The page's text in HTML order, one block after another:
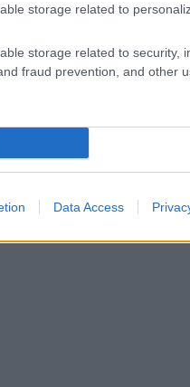
storage related to
storage related to security,
fraud prevention, and other
Data Access